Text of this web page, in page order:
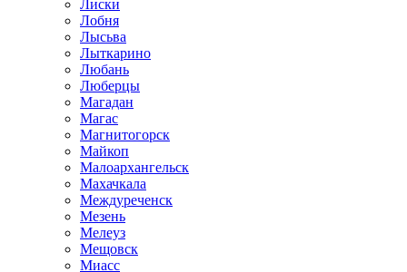
Лиски
Лобня
Лысьва
Лыткарино
Любань
Люберцы
Магадан
Магас
Магнитогорск
Майкоп
Малоархангельск
Махачкала
Междуреченск
Мезень
Мелеуз
Мещовск
Миасс